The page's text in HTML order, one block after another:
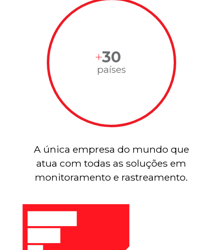
30
países
A única empresa do mundo que
atua com todas as soluções em
monitoramento e rastreamento.